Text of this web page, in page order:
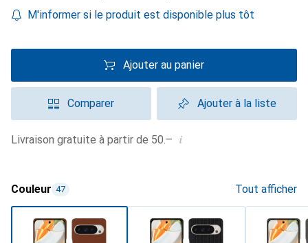
M'informer si le produit est disponible plus tôt
Ajouter au panier
Comparer Ajouter à la liste
Livraison gratuite à partir de 50.– i
Couleur 47 Tout afficher